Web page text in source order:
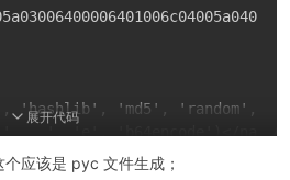
展开代码
个应该是 pyc 文件生成；